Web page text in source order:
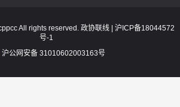
All rights reserved. 政协联线 | 沪ICP备18044572
号-1
沪公网安备 31010602003163号